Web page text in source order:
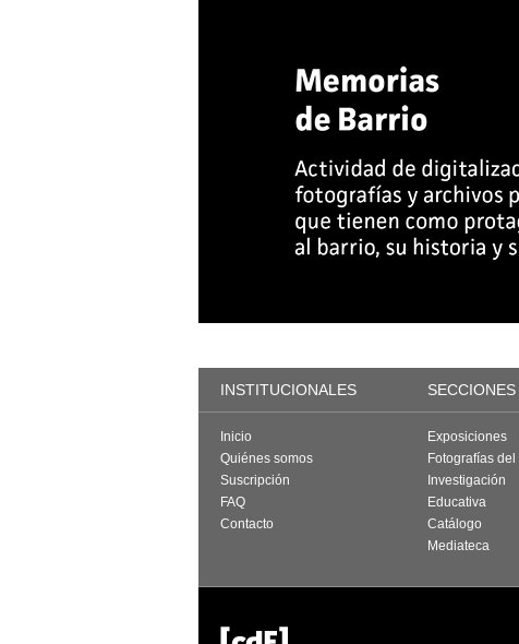
INSTITUCIONALES SECCIONES
Inicio
Quiénes somos
Suscripción
FAQ
Contacto
Exposiciones
Fotografías del
Investigación
Educativa
Catálogo
Mediateca